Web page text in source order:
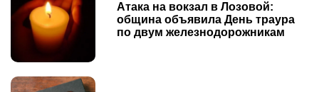
Атака на вокзал в Лозовой:
община объявила День траура
по двум железнодорожникам